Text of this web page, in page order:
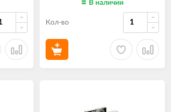
В наличии
Кол-во